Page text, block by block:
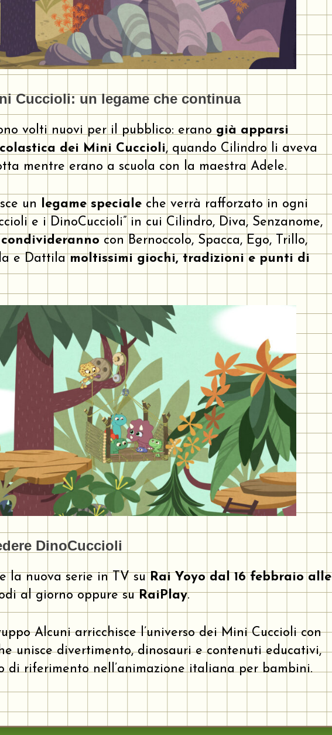
Cuccioli: un legame che continua
volti nuovi per il pubblico: erano già apparsi
dei Mini Cuccioli, quando Cilindro li aveva
mentre erano a scuola con la maestra Adele.
un legame speciale che verrà rafforzato in ogni
e i DinoCuccioli” in cui Cilindro, Diva, Senzanome,
condivideranno con Bernoccolo, Spacca, Ego, Trillo,
e Dattilamoltissimi giochi, tradizioni e punti di
DinoCuccioli
la nuova serie in TV suRai Yoyo dal 16 febbraio alle
al giorno oppure suRaiPlay.
Alcuni arricchisce l’universo dei Mini Cuccioli con
unisce divertimento, dinosauri e contenuti educativi,
di riferimento nell’animazione italiana per bambini.